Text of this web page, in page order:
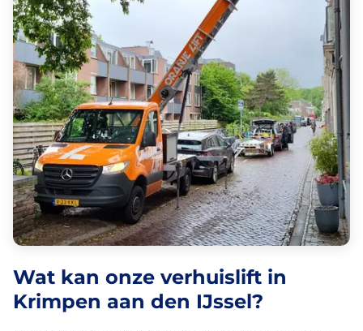
Wat kan onze verhuislift in
Krimpen aan den IJssel?